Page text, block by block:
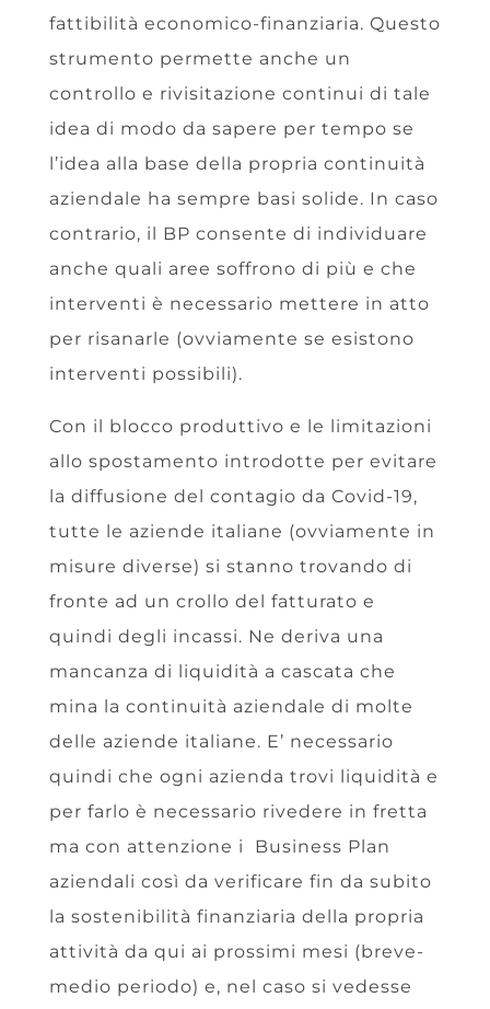
fattibilità economico-finanziaria. Questo
strumento permette anche un
controllo e rivisitazione continui di tale
idea di modo da sapere per tempo se
l’idea alla base della propria continuità
aziendale ha sempre basi solide. In caso
contrario, il BP consente di individuare
anche quali aree soffrono di più e che
interventi è necessario mettere in atto
per risanarle (ovviamente se esistono
interventi possibili).
Con il blocco produttivo e le limitazioni
allo spostamento introdotte per evitare
la diffusione del contagio da Covid-19,
tutte le aziende italiane (ovviamente in
misure diverse) si stanno trovando di
fronte ad un crollo del fatturato e
quindi degli incassi. Ne deriva una
mancanza di liquidità a cascata che
mina la continuità aziendale di molte
delle aziende italiane. E’ necessario
quindi che ogni azienda trovi liquidità e
per farlo è necessario rivedere in fretta
ma con attenzione i Business Plan
aziendali così da verificare fin da subito
la sostenibilità finanziaria della propria
attività da qui ai prossimi mesi (breve-
medio periodo) e, nel caso si vedesse